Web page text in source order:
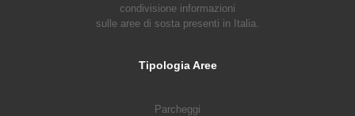
condivisione informazioni
sulle aree di sosta presenti in Italia.
Tipologia Aree
Parcheggi